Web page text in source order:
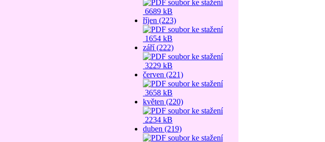
6689 kB
říjen (223)
1654 kB
září (222)
3229 kB
červen (221)
3658 kB
květen (220)
2234 kB
duben (219)